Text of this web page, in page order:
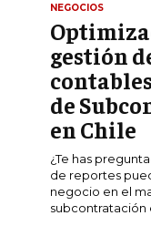
PROYECTOS
GESTIÓN DE
GESTIÓN DE
DE SUMINISTRO
LOGÍSTICA
CALIDAD Y
TALENTOS
NEGOCIOS
gestión
de
en Chile
¿Te has
de reportes
negocio en el
subcontratación